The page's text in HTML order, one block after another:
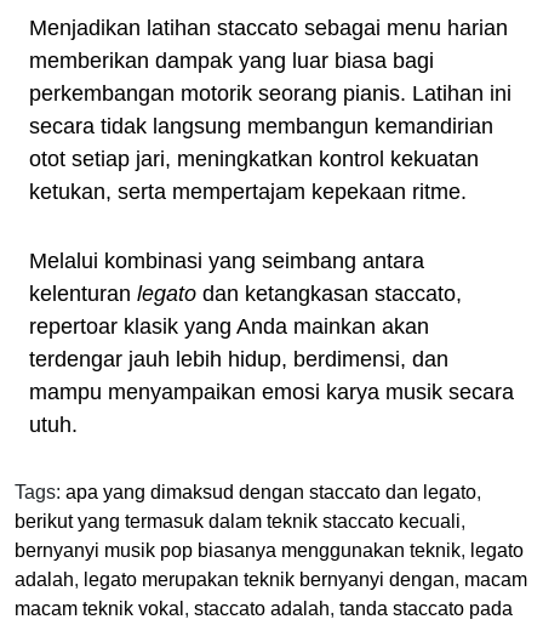
Menjadikan latihan staccato sebagai menu harian
memberikan dampak yang luar biasa bagi
perkembangan motorik seorang pianis. Latihan ini
secara tidak langsung membangun kemandirian
otot setiap jari, meningkatkan kontrol kekuatan
ketukan, serta mempertajam kepekaan ritme.
Melalui kombinasi yang seimbang antara
kelenturan legato dan ketangkasan staccato,
repertoar klasik yang Anda mainkan akan
terdengar jauh lebih hidup, berdimensi, dan
mampu menyampaikan emosi karya musik secara
utuh.
Tags: apa yang dimaksud dengan staccato dan legato,
berikut yang termasuk dalam teknik staccato kecuali,
bernyanyi musik pop biasanya menggunakan teknik, legato
adalah, legato merupakan teknik bernyanyi dengan, macam
macam teknik vokal , staccato adalah, tanda staccato pada